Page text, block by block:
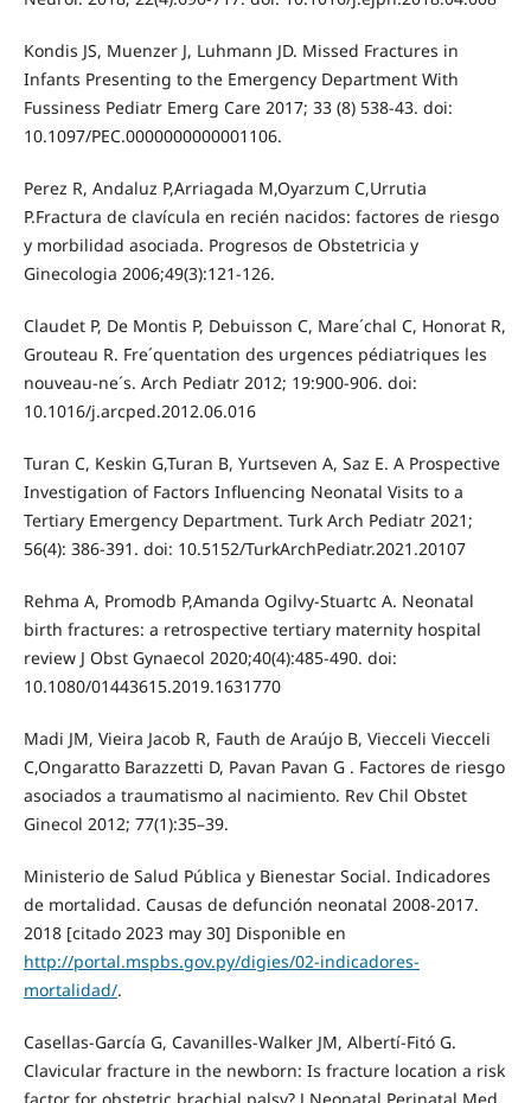
Kondis JS, Muenzer J, Luhmann JD. Missed Fractures in
Infants Presenting to the Emergency Department With
Fussiness Pediatr Emerg Care 2017; 33 (8) 538-43. doi:
10.1097/PEC.0000000000001106.
Perez R, Andaluz P,Arriagada M,Oyarzum C,Urrutia
P.Fractura de clavícula en recién nacidos: factores de riesgo
y morbilidad asociada. Progresos de Obstetricia y
Ginecologia 2006;49(3):121-126.
Claudet P, De Montis P, Debuisson C, Mare´chal C, Honorat R,
Grouteau R. Fre´quentation des urgences pédiatriques les
nouveau-ne´s. Arch Pediatr 2012; 19:900-906. doi:
10.1016/j.arcped.2012.06.016
Turan C, Keskin G,Turan B, Yurtseven A, Saz E. A Prospective
Investigation of Factors Influencing Neonatal Visits to a
Tertiary Emergency Department. Turk Arch Pediatr 2021;
56(4): 386-391. doi: 10.5152/TurkArchPediatr.2021.20107
Rehma A, Promodb P,Amanda Ogilvy-Stuartc A. Neonatal
birth fractures: a retrospective tertiary maternity hospital
review J Obst Gynaecol 2020;40(4):485-490. doi:
10.1080/01443615.2019.1631770
Madi JM, Vieira Jacob R, Fauth de Araújo B, Viecceli Viecceli
C,Ongaratto Barazzetti D, Pavan Pavan G . Factores de riesgo
asociados a traumatismo al nacimiento. Rev Chil Obstet
Ginecol 2012; 77(1):35–39.
Ministerio de Salud Pública y Bienestar Social. Indicadores
de mortalidad. Causas de defunción neonatal 2008-2017.
2018 [citado 2023 may 30] Disponible en
http://portal.mspbs.gov.py/digies/02-indicadores-
mortalidad/.
Casellas-García G, Cavanilles-Walker JM, Albertí-Fitó G.
Clavicular fracture in the newborn: Is fracture location a risk